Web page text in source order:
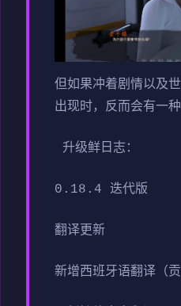
但如果冲着剧情以及
出现时，反而会有一种
升级鲜日志：
0.18.4 迭代版
翻译更新
新增西班牙语翻译（